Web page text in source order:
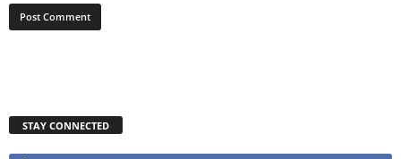
STAY CONNECTED